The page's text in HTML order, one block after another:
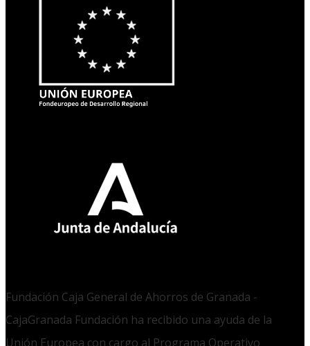
Fundación Caja General de Ahorros de Granada -
CajaGranada Fundación ha recibido una ayuda de la
Unión Europea con cargo al Programa Operativo